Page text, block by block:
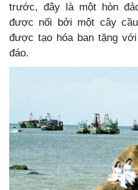
trước, đây là một hòn
được nối bởi một cây
được tạo hóa ban tặng
đáo.